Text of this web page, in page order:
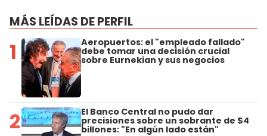
MÁS LEÍDAS DE PERFIL
1 Aeropuertos: el "empleado fallado"
debe tomar una decisión crucial
sobre Eurnekian y sus negocios
2 El Banco Central no pudo dar
precisiones sobre un sobrante de $4
billones: "En algún lado están"